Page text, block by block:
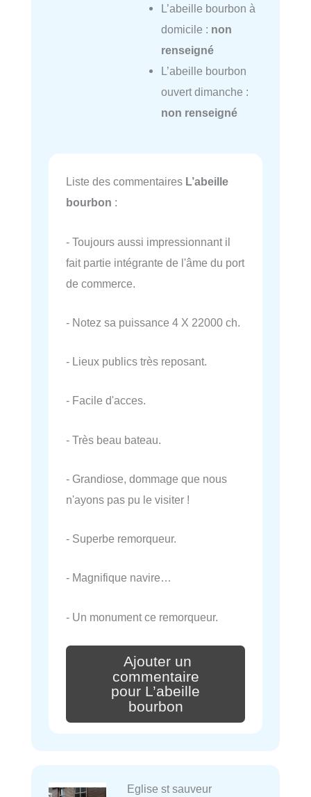
L’abeille bourbon à
domicile : non
renseigné
L’abeille bourbon
ouvert dimanche :
non renseigné
Liste des commentaires L’abeille
bourbon :
- Toujours aussi impressionnant il
fait partie intégrante de l'âme du port
de commerce.
- Notez sa puissance 4 X 22000 ch.
- Lieux publics très reposant.
- Facile d'acces.
- Très beau bateau.
- Grandiose, dommage que nous
n'ayons pas pu le visiter !
- Superbe remorqueur.
- Magnifique navire…
- Un monument ce remorqueur.
Ajouter un
commentaire
pour L’abeille
bourbon
Eglise st sauveur